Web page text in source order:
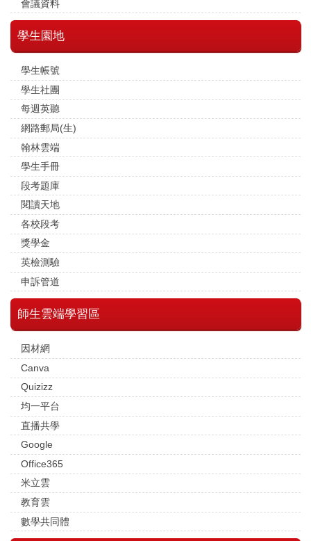
會議資料
學生園地
學生帳號
學生社團
每週英聽
網路郵局(生)
翰林雲端
學生手冊
段考題庫
閱讀天地
各校段考
獎學金
英檢測驗
申訴管道
師生雲端學習區
因材網
Canva
Quizizz
均一平台
直播共學
Google
Office365
米立雲
教育雲
數學共同體